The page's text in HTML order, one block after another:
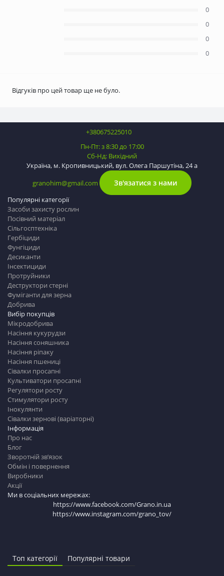
0
0
0
0
Відгуків про цей товар ще не було.
+380675225010
Пн-Пт: з 8:30 до 17:00
Сб-Нд: Вихідний
Україна, м. Кропивницький, вул. Олега Паршутіна, 24 а
granohim@gmail.com
Зв'язатися з нами
Інформація
Про нас
Блог
Зворотній зв’язок
Обмін і повернення
Виробники
Акції
Ми в соціальних мережах:
https://www.facebook.com/Grano.in.ua
https://www.instagram.com/grano_tov/
Популярні категорії
Засоби захисту рослин
Посівний матеріал
Сільгосптехніка
Гербіциди
Фунгіциди
Десиканти
Інсектициди
Протруйники
Деструктори стерні
Фуміганти для зерна
Добрива
Вибір покупців
Мікродобрива
Насіння кукурудзи
Насіння соняшника
Насіння ріпаку
Насіння пшениці
Сівалки просапні
Культиватори просапні
Регулятори росту
Стимулятори росту
Інокулянти
Сівалки зернові (варіаторні)
Топ категорії Популярні товари